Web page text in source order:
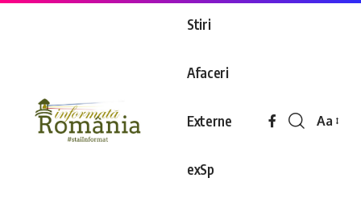
Stiri
Afaceri
Externe
exSp
Aa